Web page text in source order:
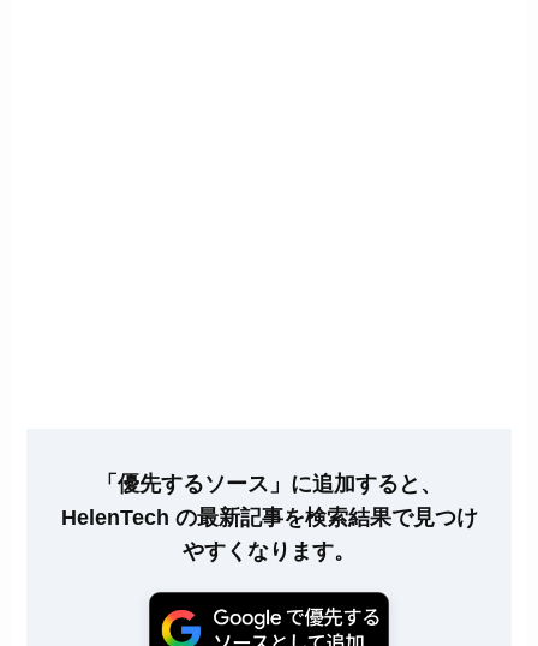
「優先するソース」に追加すると、
HelenTech の最新記事を検索結果で見つけ
やすくなります。